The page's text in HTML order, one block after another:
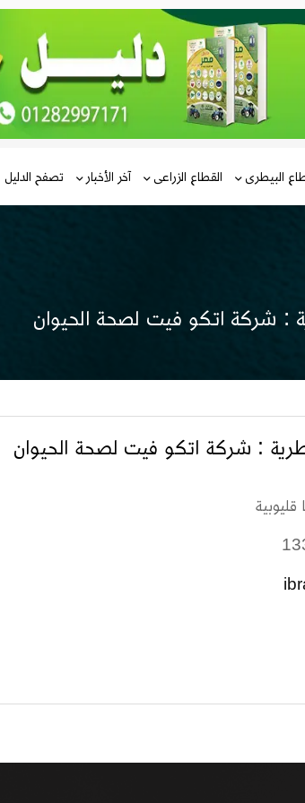
البيطرى القطاع الزراعى آخر الأخبار تصفح الدليل
: شركة اتكو فيت لصحة الحيوان
: شركة اتكو فيت لصحة الحيوان